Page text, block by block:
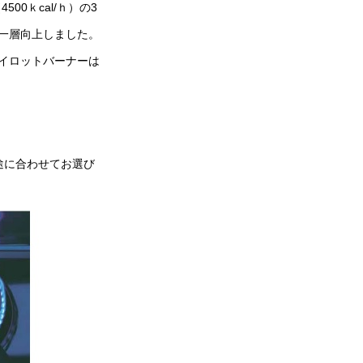
ｋcal/ｈ）の3
向上しました。
ロットバーナーは
合わせてお選び